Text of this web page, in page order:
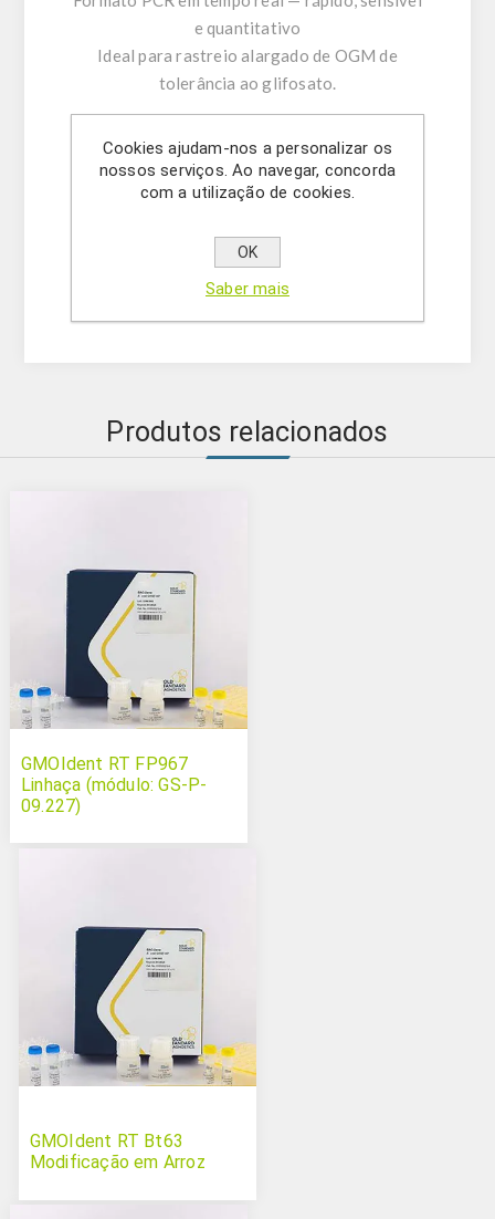
e quantitativo
Ideal para rastreio alargado de OGM de
tolerância ao glifosato.
Outros kits disponíveis:
- GMOScreen RT IPC (LR) EPSPS modificat
(5421228801)
(5421228702)
Produtos relacionados
GMOIdent RT FP967
Linhaça (módulo: GS-P-
09.227)
GMOIdent RT Bt63
Modificação em Arroz
Cookies ajudam-nos a personalizar os
nossos serviços. Ao navegar, concorda
com a utilização de cookies.
OK
Saber mais